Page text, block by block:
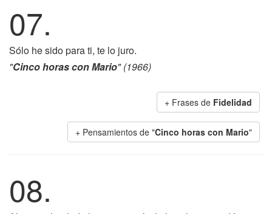
07.
Sólo he sido para ti, te lo juro.
"Cinco horas con Mario" (1966)
+ Frases de Fidelidad
+ Pensamientos de "Cinco horas con Mario"
08.